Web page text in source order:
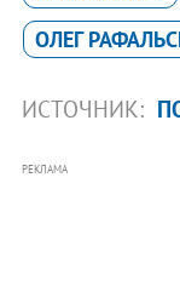
ОЛЕГ
ИСТОЧНИК:
РЕКЛАМА